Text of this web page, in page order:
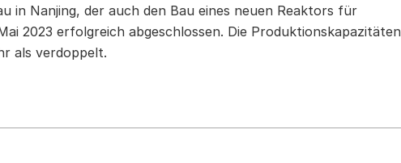
in Nanjing, der auch den Bau eines neuen Reaktors für
2023 erfolgreich abgeschlossen. Die Produktionskapazitäten
als verdoppelt.